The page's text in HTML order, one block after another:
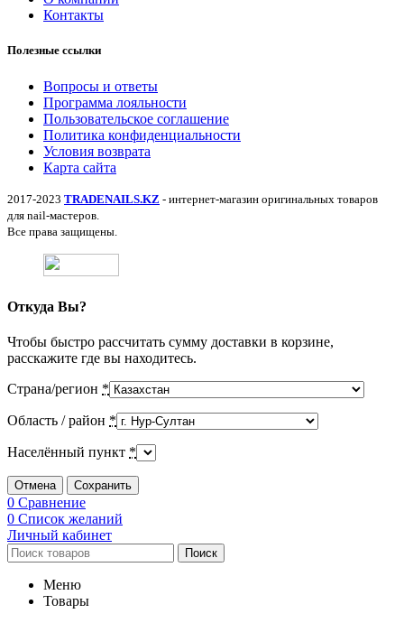
Контакты
Полезные ссылки
Вопросы и ответы
Программа лояльности
Пользовательское соглашение
Политика конфиденциальности
Условия возврата
Карта сайта
2017-2023 TRADENAILS.KZ - интернет-магазин оригинальных товаров
для nail-мастеров.
Все права защищены.
Откуда Вы?
Чтобы быстро рассчитать сумму доставки в корзине,
расскажите где вы находитесь.
Страна/регион *
Область / район *
Населённый пункт *
Отмена Сохранить
0 Сравнение
0 Список желаний
Личный кабинет
Поиск
Меню
Товары